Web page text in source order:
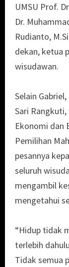
UMSU Prof.
Dr.
Rudianto,
dekan, ketua
wisudawan.
Selain
Sari
Ekonomi dan
Pemilihan
pesannya
seluruh
mengambil
mengetahui
“Hidup tidak
terlebih
Tidak semua